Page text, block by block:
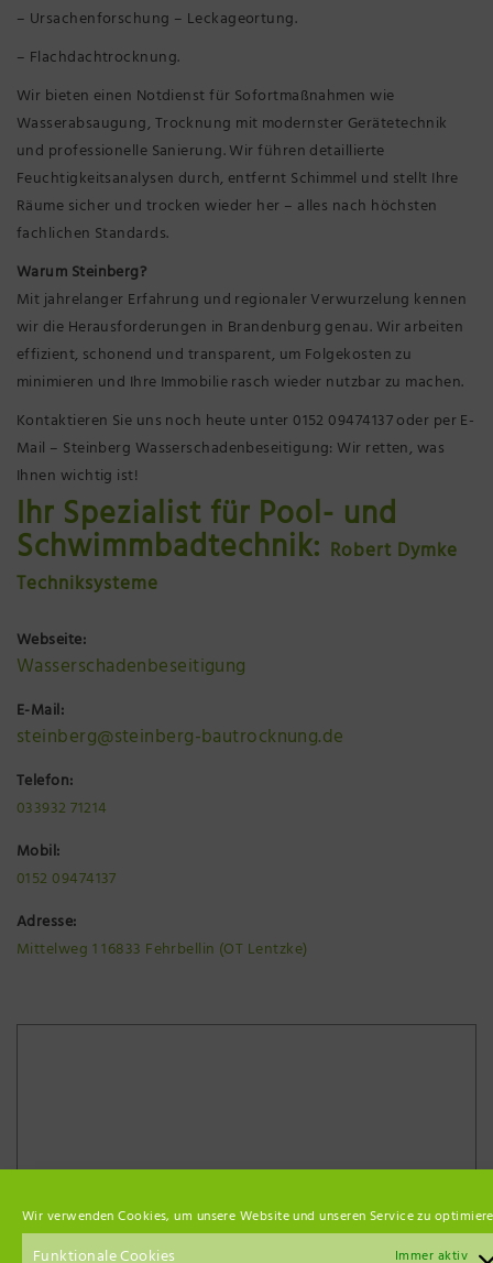
Wir verwenden Cookies, um unsere Website und unseren Service zu
Immer aktiv
– Ursachenforschung – Leckageortung.
– Flachdachtrocknung.
Wir bieten einen Notdienst für Sofortmaßnahmen wie
Wasserabsaugung, Trocknung mit modernster Gerätetechnik
und professionelle Sanierung. Wir führen detaillierte
Feuchtigkeitsanalysen durch, entfernt Schimmel und stellt Ihre
Räume sicher und trocken wieder her – alles nach höchsten
fachlichen Standards.
Warum Steinberg?
Mit jahrelanger Erfahrung und regionaler Verwurzelung kennen
wir die Herausforderungen in Brandenburg genau. Wir arbeiten
effizient, schonend und transparent, um Folgekosten zu
minimieren und Ihre Immobilie rasch wieder nutzbar zu machen.
Kontaktieren Sie uns noch heute unter 0152 09474137 oder per E-
Mail – Steinberg Wasserschadenbeseitigung: Wir retten, was
Ihnen wichtig ist!
Ihr Spezialist für Pool- und
Schwimmbadtechnik: Robert Dymke
Techniksysteme
Webseite:
Wasserschadenbeseitigung
E-Mail:
steinberg@steinberg-bautrocknung.de
Telefon:
033932 71214
Mobil:
0152 09474137
Adresse:
Mittelweg 1 16833 Fehrbellin (OT Lentzke)